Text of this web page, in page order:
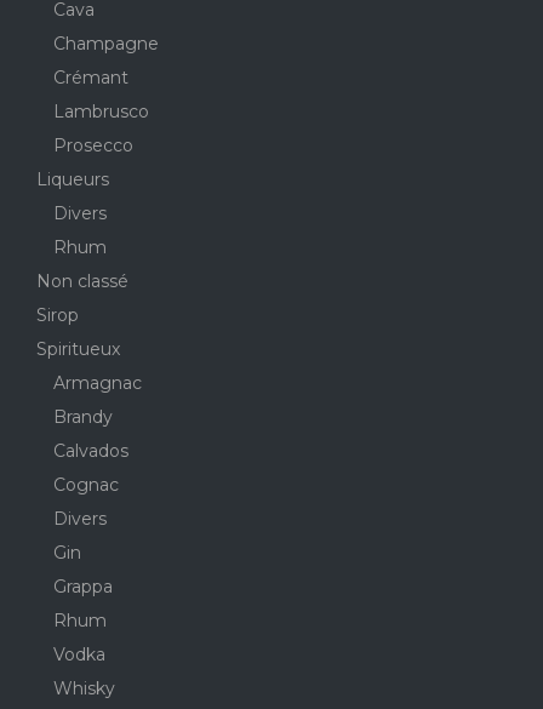
Cava
Champagne
Crémant
Lambrusco
Prosecco
Liqueurs
Divers
Rhum
Non classé
Sirop
Spiritueux
Armagnac
Brandy
Calvados
Cognac
Divers
Gin
Grappa
Rhum
Vodka
Whisky